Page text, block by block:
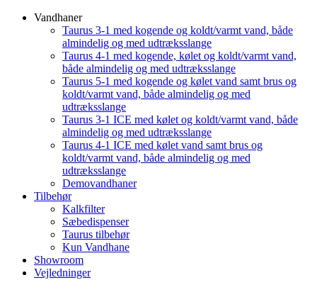
Vandhaner
Taurus 3-1 med kogende og koldt/varmt vand, både
almindelig og med udtræksslange
Taurus 4-1 med kogende, kølet og koldt/varmt vand,
både almindelig og med udtræksslange
Taurus 5-1 med kogende og kølet vand samt brus og
koldt/varmt vand, både almindelig og med
udtræksslange
Taurus 3-1 ICE med kølet og koldt/varmt vand, både
almindelig og med udtræksslange
Taurus 4-1 ICE med kølet vand samt brus og
koldt/varmt vand, både almindelig og med
udtræksslange
Demovandhaner
Tilbehør
Kalkfilter
Sæbedispenser
Taurus tilbehør
Kun Vandhane
Showroom
Vejledninger